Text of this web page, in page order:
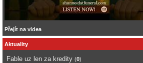
Přejít na videa
Aktuality
Fable uz len za kredity (0)